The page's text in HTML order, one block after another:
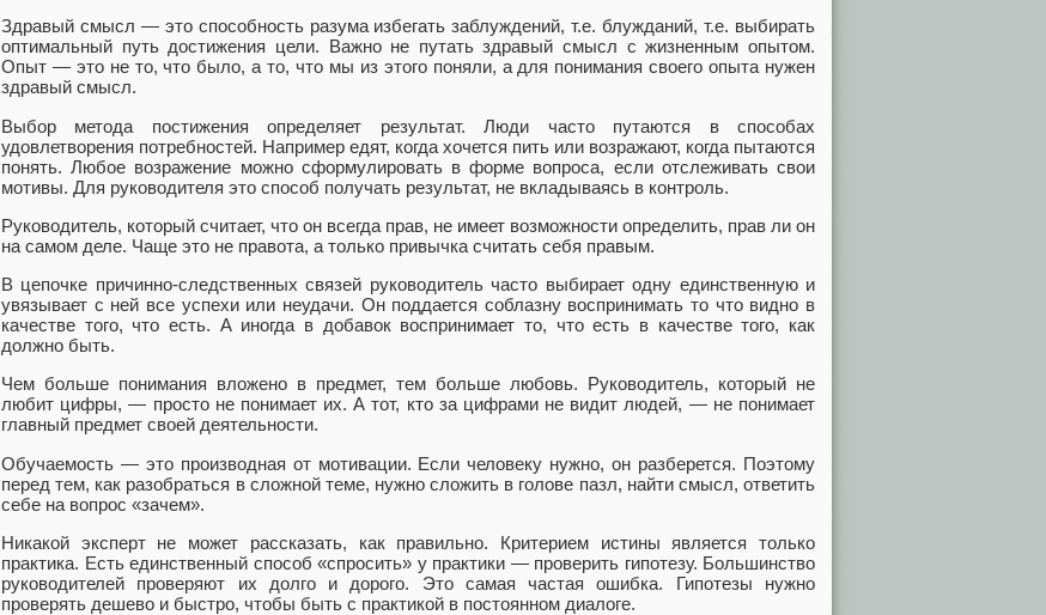
Здравый смысл — это способность разума избегать заблуждений, т.е. блужданий, т.е. выбирать
оптимальный путь достижения цели. Важно не путать здравый смысл с жизненным опытом.
Опыт — это не то, что было, а то, что мы из этого поняли, а для понимания своего опыта нужен
здравый смысл.
Выбор метода постижения определяет результат. Люди часто путаются в способах
удовлетворения потребностей. Например едят, когда хочется пить или возражают, когда пытаются
понять. Любое возражение можно сформулировать в форме вопроса, если отслеживать свои
мотивы. Для руководителя это способ получать результат, не вкладываясь в контроль.
Руководитель, который считает, что он всегда прав, не имеет возможности определить, прав ли он
на самом деле. Чаще это не правота, а только привычка считать себя правым.
В цепочке причинно-следственных связей руководитель часто выбирает одну единственную и
увязывает с ней все успехи или неудачи. Он поддается соблазну воспринимать то что видно в
качестве того, что есть. А иногда в добавок воспринимает то, что есть в качестве того, как
должно быть.
Чем больше понимания вложено в предмет, тем больше любовь. Руководитель, который не
любит цифры, — просто не понимает их. А тот, кто за цифрами не видит людей, — не понимает
главный предмет своей деятельности.
Обучаемость — это производная от мотивации. Если человеку нужно, он разберется. Поэтому
перед тем, как разобраться в сложной теме, нужно сложить в голове пазл, найти смысл, ответить
себе на вопрос «зачем».
Никакой эксперт не может рассказать, как правильно. Критерием истины является только
практика. Есть единственный способ «спросить» у практики — проверить гипотезу. Большинство
руководителей проверяют их долго и дорого. Это самая частая ошибка. Гипотезы нужно
проверять дешево и быстро, чтобы быть с практикой в постоянном диалоге.